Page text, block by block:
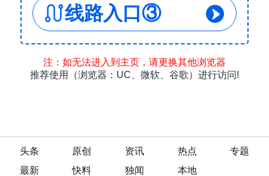
头条 原创 资讯 热点
专题
最新
快料 独闻 本地